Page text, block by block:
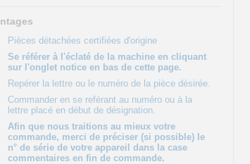
Pièces détachées certifiées d'origine
Se référer à l'éclaté de la machine en cliquant
sur l'onglet notice en bas de cette page.
Repérer la lettre ou le numéro de la pièce désirée.
Commander en se reférant au numéro ou à la
lettre placé en début de désignation.
Afin que nous traitions au mieux votre
commande, merci de préciser (si possible) le
n° de série de votre appareil dans la case
commentaires en fin de commande.